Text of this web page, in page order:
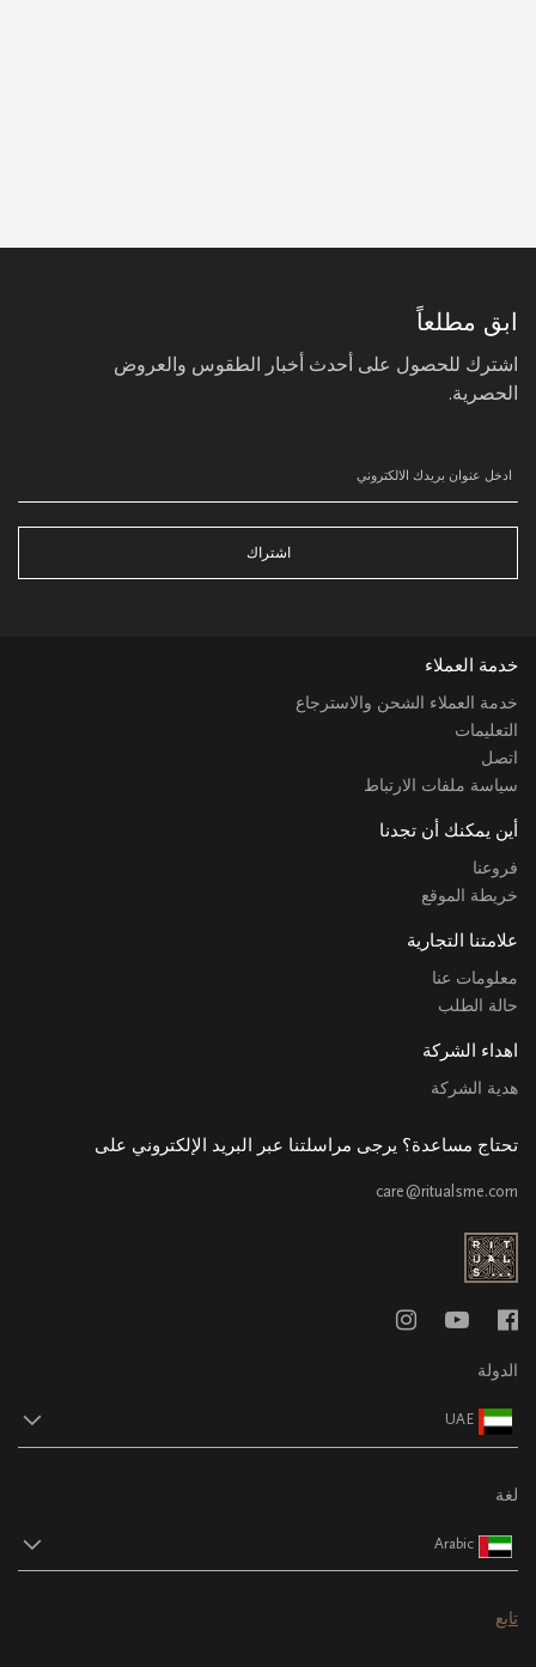
ابق مطلعاً
اشترك للحصول على أحدث أخبار الطقوس والعروض
الحصرية.
اشتراك
خدمة العملاء
خدمة العملاء الشحن والاسترجاع
التعليمات
اتصل
سياسة ملفات الارتباط
أين يمكنك أن تجدنا
فروعنا
خريطة الموقع
علامتنا التجارية
معلومات عنا
حالة الطلب
اهداء الشركة
هدية الشركة
تحتاج مساعدة؟ يرجى مراسلتنا عبر البريد الإلكتروني على
care@ritualsme.com
الدولة
UAE
لغة
Arabic
تابع